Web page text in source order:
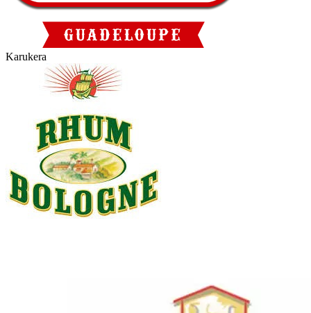
Karukera